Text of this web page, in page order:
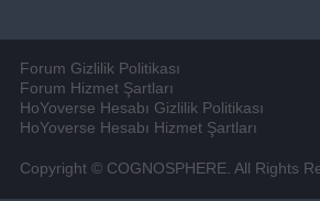
Forum Gizlilik Politikası
Forum Hizmet Şartları
HoYoverse Hesabı Gizlilik Politikası
HoYoverse Hesabı Hizmet Şartları
Copyright © COGNOSPHERE. All Rights